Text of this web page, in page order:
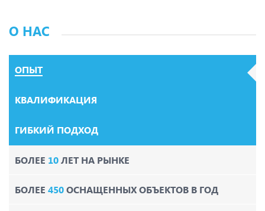
О НАС
ОПЫТ
КВАЛИФИКАЦИЯ
ГИБКИЙ ПОДХОД
БОЛЕЕ 10ЛЕТ НА РЫНКЕ
БОЛЕЕ 450ОСНАЩЕННЫХ ОБЪЕКТОВ В ГОД